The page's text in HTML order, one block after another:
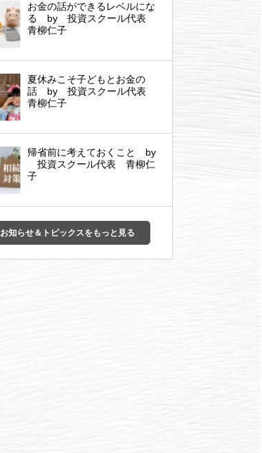
お金の話ができるレベルにな
る by 投資スクール代表
青柳仁子
夏休みこそ子どもとお金の
話 by 投資スクール代表
青柳仁子
帰省前に考えておくこと by
投資スクール代表 青柳仁
子
お知らせ＆トピックスをもっと見る